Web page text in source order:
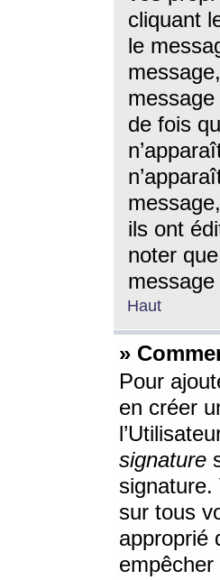
cliquant
le
de fois
ils ont
noter
message
Haut
»
Pour
en créer
signature
signature.
sur tous
approprié
empêcher